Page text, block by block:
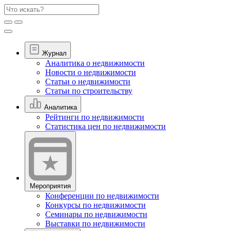
Журнал
Аналитика о недвижимости
Новости о недвижимости
Статьи о недвижимости
Статьи по строительству
Аналитика
Рейтинги по недвижимости
Статистика цен по недвижимости
Мероприятия
Конференции по недвижимости
Конкурсы по недвижимости
Семинары по недвижимости
Выставки по недвижимости